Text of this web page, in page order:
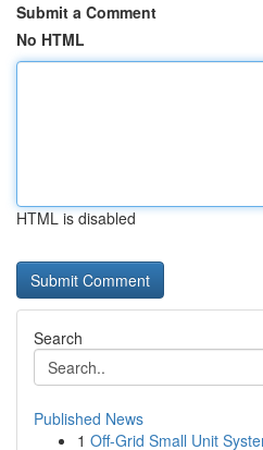
Submit a Comment
No HTML
HTML is disabled
Search
Published News
1 Off-Grid Small Unit